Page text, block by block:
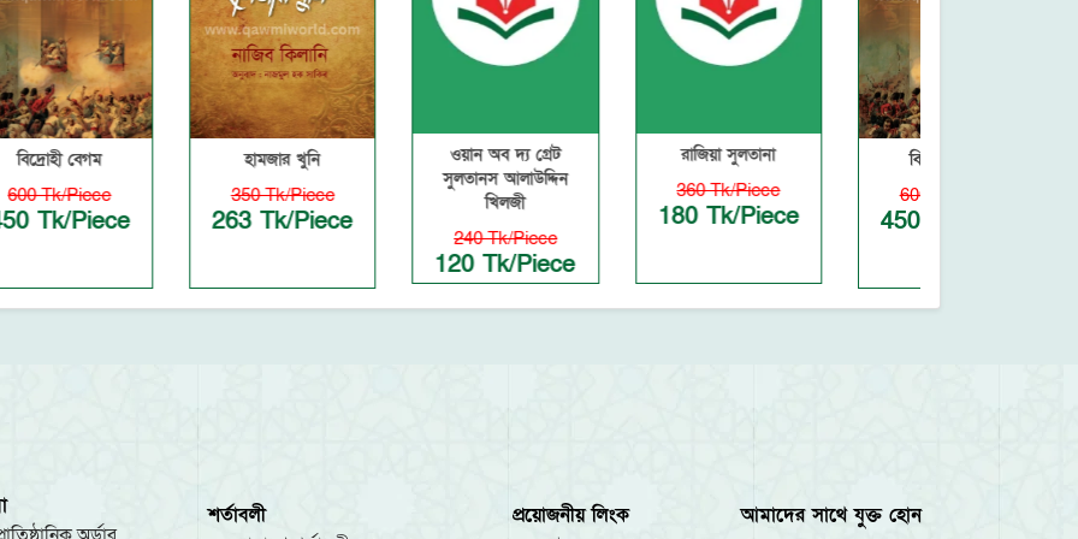
263 Tk/Piece
ওয়ান অব দ্য গ্রেট
সুলতানস আলাউদ্দিন
120 Tk/Piece
180 Tk/Piece 450 Tk/Piece
শর্তাবলী
প্রয়োজনীয় লিংক
আমাদের সাথে যুক্ত হোন